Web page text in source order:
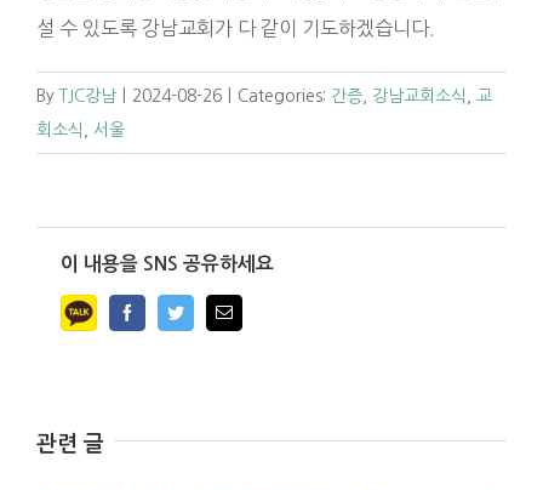
설 수 있도록 강남교회가 다 같이 기도하겠습니다.
By TJC강남 2024-08-26 Categories: 간증 강남교회소식
교
회소식
서울
이 내용을 SNS 공유하세요
FacebookTwitterEmail
관련 글